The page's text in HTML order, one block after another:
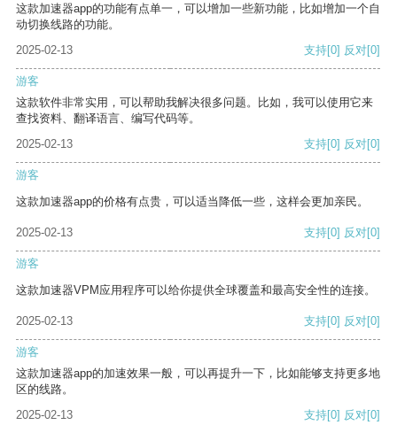
这款加速器app的功能有点单一，可以增加一些新功能，比如增加一个自
动切换线路的功能。
2025-02-13
支持[0] 反对[0]
游客
这款软件非常实用，可以帮助我解决很多问题。比如，我可以使用它来
查找资料、翻译语言、编写代码等。
2025-02-13
支持[0] 反对[0]
游客
这款加速器app的价格有点贵，可以适当降低一些，这样会更加亲民。
2025-02-13 支持[0] 反对[0]
游客
这款加速器VPM应用程序可以给你提供全球覆盖和最高安全性的连接。
2025-02-13 支持[0] 反对[0]
游客
这款加速器app的加速效果一般，可以再提升一下，比如能够支持更多地
区的线路。
2025-02-13
支持[0] 反对[0]